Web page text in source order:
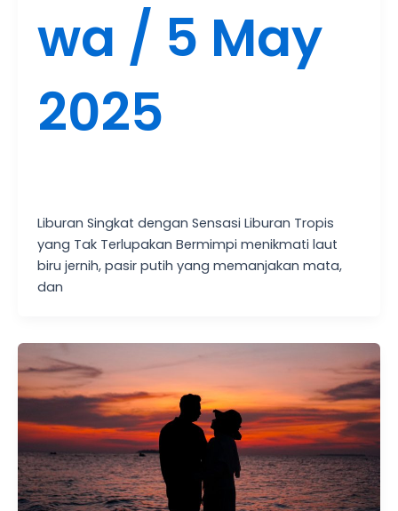
wa / 5 May
2025
Liburan Singkat dengan Sensasi Liburan Tropis
yang Tak Terlupakan Bermimpi menikmati laut
biru jernih, pasir putih yang memanjakan mata,
dan